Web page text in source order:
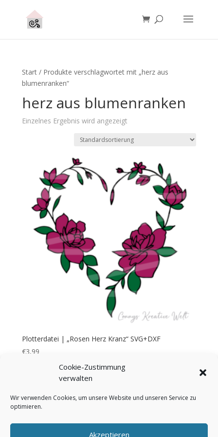
Cookie-Zustimmung
verwalten
Wir verwenden Cookies, um unsere Website und unseren Service zu
optimieren.
Akzeptieren
Start/ Produkte verschlagwortet mit „herz aus
blumenranken“
herz aus blumenranken
Einzelnes Ergebnis wird angezeigt
Plotterdatei | „Rosen Herz Kranz“ SVG+DXF
€3,99
Bezahlung & Versand
AGB
Impressum Über mich
Kontakt
Cookie-Richtlinie (EU)